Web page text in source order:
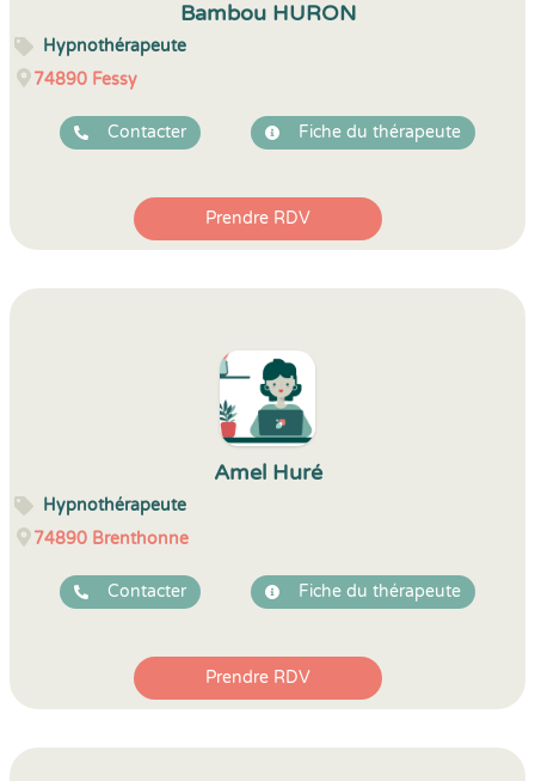
Bambou HURON
Hypnothérapeute
74890 Fessy
Contacter Fiche du thérapeute
Prendre RDV
Amel Huré
Hypnothérapeute
74890 Brenthonne
Contacter Fiche du thérapeute
Prendre RDV